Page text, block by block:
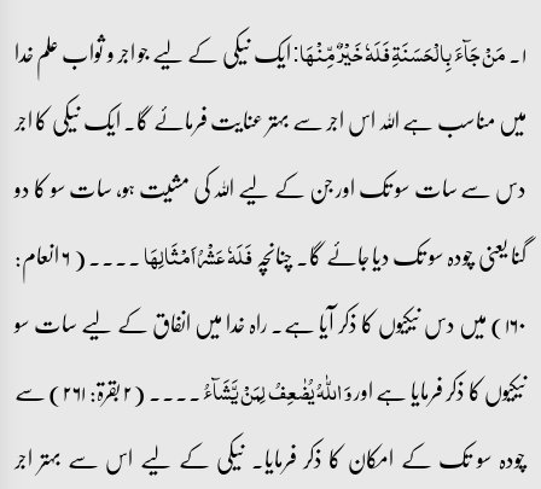
۱۔ مَنۡ جَآءَ بِالۡحَسَنَۃِ فَلَہٗ خَیۡرٌ مِّنۡہَا:ایک نیکی کے لیے جو اجر و ثواب علم خدا
میں مناسب ہے اللہ اس اجر سے بہتر عنایت فرمائے گا۔ ایک نیکی کا اجر
دس سے سات سو تک اور جن کے لیے اللہ کی مشیت ہو، سات سو کا دو
گنا یعنی چودہ سو تک دیا جائے گا۔ چنانچہفَلَہٗ عَشۡرُ اَمۡثَالِہَا
۔۔۔۔ ( ۶ انعام:
۱۶۰) میں دس نیکیوں کا ذکر آیا ہے۔ راہ خدا میں انفاق کے لیے سات سو
نیکیوں کا ذکر فرمایا ہے اوروَ اللّٰہُ یُضٰعِفُ لِمَنۡ یَّشَآءُ
۔۔۔۔ (۲ بقرۃ: ۲۶۱) سے
چودہ سو تک کے امکان کا ذکر فرمایا۔ نیکی کے لیے اس سے بہتر اجر